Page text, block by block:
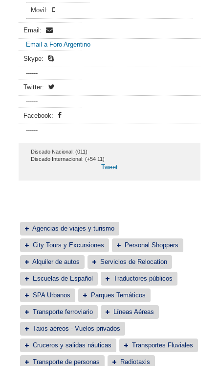
Movil:
Email:
Email a Foro Argentino
Skype:
------
Twitter:
------
Facebook:
------
Discado Nacional: (011)
Discado Internacional: (+54 11)
Tweet
Agencias de viajes y turismo
City Tours y Excursiones Personal Shoppers
Alquiler de autos Servicios de Relocation
Escuelas de Español Traductores públicos
SPA Urbanos Parques Temáticos
Transporte ferroviario Líneas Aéreas
Taxis aéreos - Vuelos privados
Cruceros y salidas náuticas Transportes Fluviales
Transporte de personas Radiotaxis